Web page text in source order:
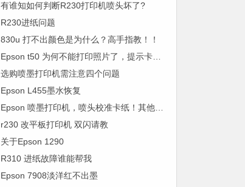
有谁知如何判断R230打印机喷头坏了?
R230进纸问题
830u 打不出颜色是为什么？高手指教！！
Epson t50 为何不能打印照片了，提示卡纸？修机器的人说这个问题很少见。莫名其妙啊
选购喷墨打印机需注意四个问题
Epson L455墨水恢复
Epson 喷墨打印机，喷头校准卡纸！其他打印正常
r230 改平板打印机 双闪请教
关于Epson 1290
R310 进纸故障谁能帮我
Epson 7908淡洋红不出墨